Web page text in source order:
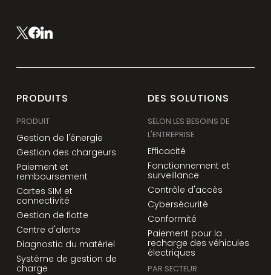
PRODUITS
PRODUIT
Gestion de l'énergie
Gestion des chargeurs
Paiement et
remboursement
Cartes SIM et
connectivité
Gestion de flotte
Centre d'alerte
Diagnostic du matériel
Système de gestion de
charge
DES SOLUTIONS
SELON LES BESOINS DE
L'ENTREPRISE
Efficacité
Fonctionnement et
surveillance
Contrôle d'accès
Cybersécurité
Conformité
Paiement pour la
recharge des véhicules
électriques
PAR SECTEUR